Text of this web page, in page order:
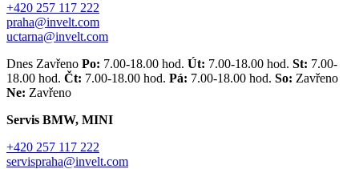
+420 257 117 222
praha@invelt.com
uctarna@invelt.com
Dnes Zavřeno Po: 7.00-18.00 hod. Út: 7.00-18.00 hod. St: 7.00-
18.00 hod. Čt: 7.00-18.00 hod. Pá: 7.00-18.00 hod. So: Zavřeno
Ne: Zavřeno
Servis BMW, MINI
+420 257 117 222
servispraha@invelt.com